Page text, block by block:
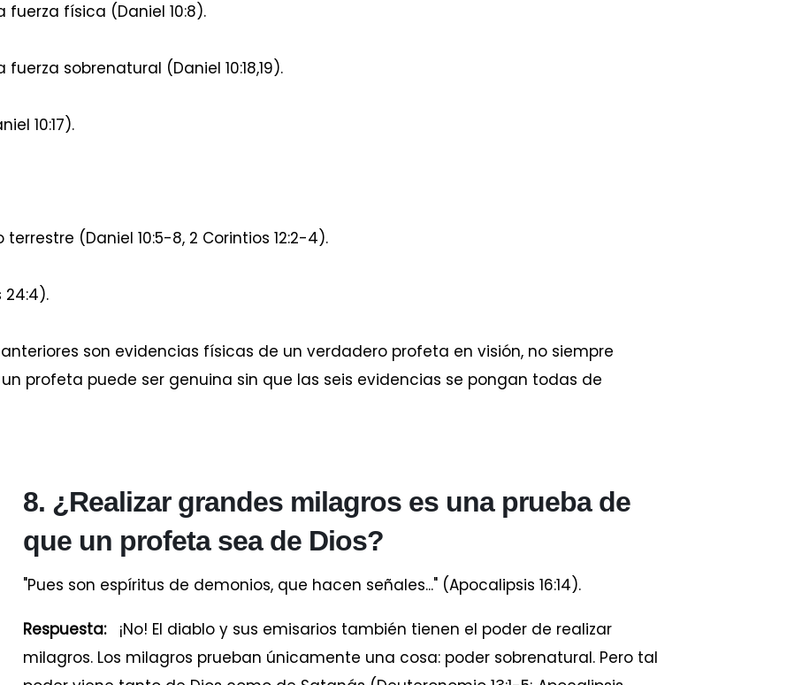
física (Daniel 10:8).
sobrenatural (Daniel 10:18,19).
10:17).
(Daniel 10:5-8, 2 Corintios 12:2-4).
24:4).
son evidencias físicas de un verdadero profeta en visión, no siempre
profeta puede ser genuina sin que las seis evidencias se pongan todas de
8. ¿Realizar grandes milagros es una prueba de
que un profeta sea de Dios?
"Pues son espíritus de demonios, que hacen señales..." (Apocalipsis 16:14).
Respuesta:¡No! El diablo y sus emisarios también tienen el poder de realizar
milagros. Los milagros prueban únicamente una cosa: poder sobrenatural. Pero tal